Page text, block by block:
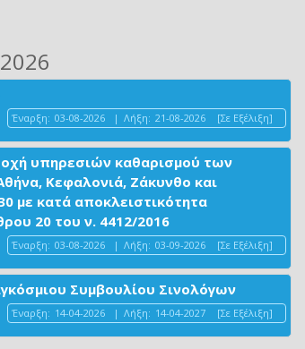
Έναρξη: 03-08-2026 | Λήξη: 21-08-2026 [Σε Εξέλιξη]
υπηρεσιών καθαρισμού των
Κεφαλονιά, Ζάκυνθο και
με κατά αποκλειστικότητα
20 του ν. 4412/2016
Έναρξη: 03-08-2026 | Λήξη: 03-09-2026 [Σε Εξέλιξη]
Συμβουλίου Σινολόγων
Έναρξη: 14-04-2026 | Λήξη: 14-04-2027 [Σε Εξέλιξη]